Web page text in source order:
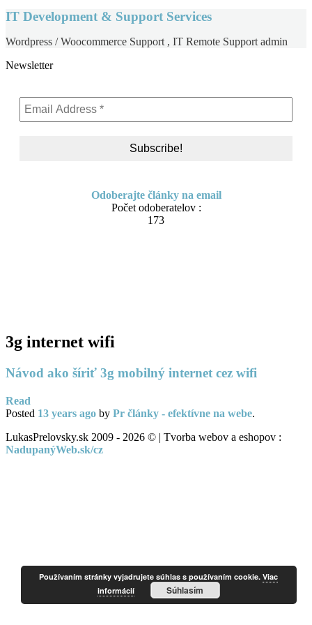
IT Development & Support Services
Wordpress / Woocommerce Support , IT Remote Support admin
Newsletter
Odoberajte články na email
Počet odoberatelov :
173
3g internet wifi
Návod ako šíriť 3g mobilný internet cez wifi
Read
Posted 13 years ago by Pr články - efektívne na webe.
LukasPrelovsky.sk 2009 - 2026 © | Tvorba webov a eshopov :
NadupanýWeb.sk/cz
Používaním stránky vyjadrujete súhlas s používaním cookie.Viac
informácií
Súhlasím